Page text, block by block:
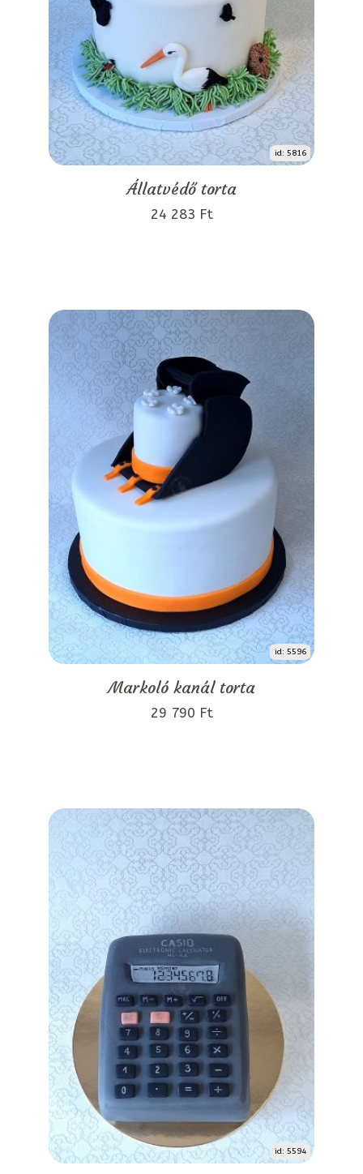
id: 5816
Állatvédő torta
24 283 Ft
id: 5596
Markoló kanál torta
29 790 Ft
id: 5594